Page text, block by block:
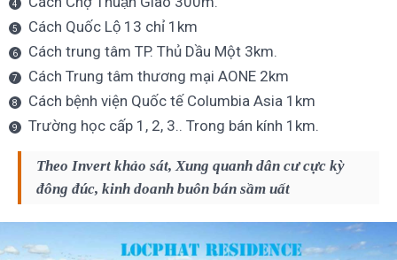
Cách Quốc Lộ 13 chỉ 1km
Cách trung tâm TP. Thủ Dầu Một 3km.
Cách Trung tâm thương mại AONE 2km
Cách bệnh viện Quốc tế Columbia Asia 1km
Trường học cấp 1, 2, 3.. Trong bán kính 1km.
Theo Invert khảo sát, Xung quanh dân cư cực kỳ
đông đúc, kinh doanh buôn bán sầm uất